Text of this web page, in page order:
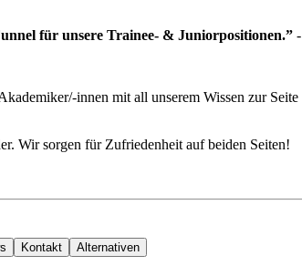
für unsere Trainee- & Juniorpositionen.”
innen mit all unserem Wissen zur
Wir sorgen für Zufriedenheit auf beiden Seiten!
Kontakt Alternativen